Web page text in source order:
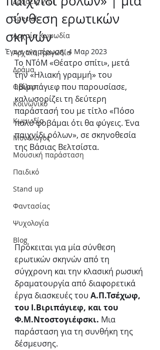
Special
Αρχαία Κωμωδία
Αρχαία Τραγωδία
Δράμα
Θρίλερ
Κοινωνικό
Κωμωδία
Μονόλογος
Μουσική παράσταση
Παιδικό
Stand up
Φαντασίας
Ψυχολογία
Blog
σύνθεση ερωτικών
σκηνών
Έγινε ενημέρωση:4 Μαρ 2023
Το ΝΤόΜ «Θέατρο σπίτι», μετά
την «Ηλιακή γραμμή» του
Ι.Βιριπάγιεφ που παρουσίασε,
καλωσορίζει τη δεύτερη
παράστασή του με τίτλο «Πόσο
πολύ φοβάμαι ότι θα φύγεις. Ένα
παιχνίδι ρόλων», σε σκηνοθεσία
της Βάσιας Βελτσίστα.
Πρόκειται για μία σύνθεση
ερωτικών σκηνών από τη
σύγχρονη και την κλασική ρωσική
δραματουργία από διαφορετικά
έργα διασκευές του Α.Π.Τσέχωφ,
του Ι.Βιριπάγιεφ, και του
Φ.Μ.Ντοστογιέφσκι. Μια
παράσταση για τη συνθήκη της
δέσμευσης.